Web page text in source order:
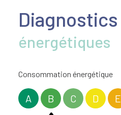
chambre
chambre
Dégagement
Diagnostics
énergétiques
Consommation énergétique
A B C D E